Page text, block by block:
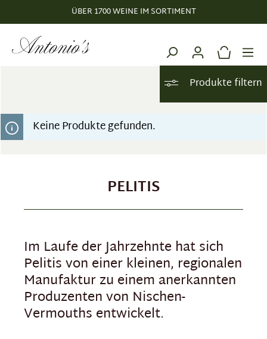
ÜBER 1700 WEINE IM SORTIMENT
Produkte filtern
Keine Produkte gefunden.
PELITIS
Im Laufe der Jahrzehnte hat sich
Pelitis von einer kleinen, regionalen
Manufaktur zu einem anerkannten
Produzenten von Nischen-
Vermouths entwickelt.